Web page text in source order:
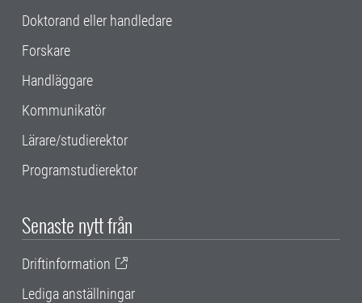
Doktorand eller handledare
Forskare
Handläggare
Kommunikatör
Lärare/studierektor
Programstudierektor
Senaste nytt från
Driftinformation
Lediga anställningar